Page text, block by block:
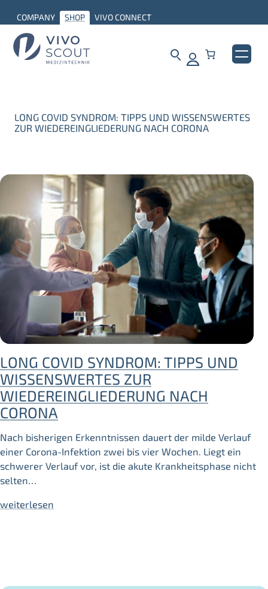
COMPANY SHOP VIVO CONNECT
LONG COVID SYNDROM: TIPPS UND WISSENSWERTES
ZUR WIEDEREINGLIEDERUNG NACH CORONA
LONG COVID SYNDROM: TIPPS UND
WISSENSWERTES ZUR
WIEDEREINGLIEDERUNG NACH
CORONA
Nach bisherigen Erkenntnissen dauert der milde Verlauf
einer Corona-Infektion zwei bis vier Wochen. Liegt ein
schwerer Verlauf vor, ist die akute Krankheitsphase nicht
selten…
weiterlesen